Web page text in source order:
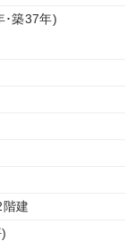
･築37年)
建